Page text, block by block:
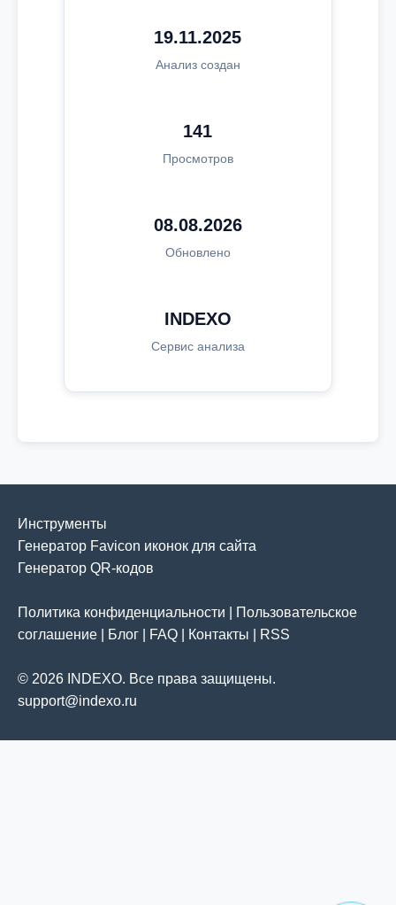
19.11.2025
Анализ создан
141
Просмотров
08.08.2026
Обновлено
INDEXO
Сервис анализа
Инструменты
Генератор Favicon иконок для сайта
Генератор QR-кодов
Политика конфиденциальности
Пользовательское
соглашение
Блог FAQ Контакты RSS
© 2026 INDEXO. Все права защищены.
support@indexo.ru